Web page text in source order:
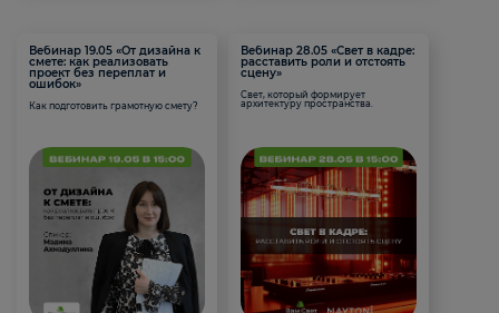
Вебинар 19.05 «От дизайна к
смете: как реализовать
проект без переплат и
ошибок»
Как подготовить грамотную смету?
Вебинар 28.05 «Свет в кадре:
расставить роли и отстоять
сцену»
Свет, который формирует
архитектуру пространства.